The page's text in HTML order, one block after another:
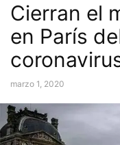
Cierran el
en París
marzo 1, 2020